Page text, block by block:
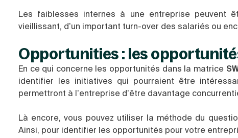
Les faiblesses internes à une entreprise peuvent
vieillissant, d’un important turn-over des salariés ou
Opportunities : les
En ce qui concerne les opportunités dans la matrice
identifier les initiatives qui pourraient être
permettront à l’entreprise d’être davantage
Là encore, vous pouvez utiliser la méthode du
Ainsi, pour identifier les opportunités pour votre